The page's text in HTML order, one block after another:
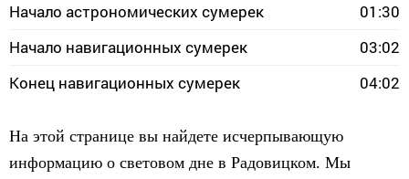
Начало астрономических сумерек
01:30
Начало навигационных сумерек
03:02
Конец навигационных сумерек
04:02
На этой странице вы найдете исчерпывающую
информацию о световом дне в Радовицком. Мы